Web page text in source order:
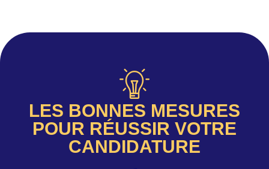
LES BONNES MESURES
POUR RÉUSSIR VOTRE
CANDIDATURE